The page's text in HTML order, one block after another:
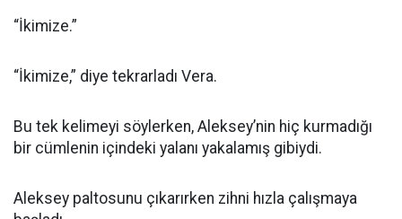
“İkimize.”
“İkimize,” diye tekrarladı Vera.
Bu tek kelimeyi söylerken, Aleksey’nin hiç kurmadığı
bir cümlenin içindeki yalanı yakalamış gibiydi.
Aleksey paltosunu çıkarırken zihni hızla çalışmaya